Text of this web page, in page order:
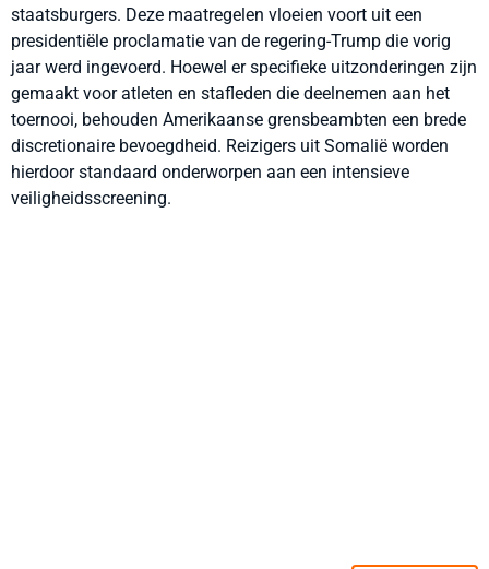
staatsburgers. Deze maatregelen vloeien voort uit een
presidentiële proclamatie van de regering-Trump die vorig
jaar werd ingevoerd. Hoewel er specifieke uitzonderingen zijn
gemaakt voor atleten en stafleden die deelnemen aan het
toernooi, behouden Amerikaanse grensbeambten een brede
discretionaire bevoegdheid. Reizigers uit Somalië worden
hierdoor standaard onderworpen aan een intensieve
veiligheidsscreening.